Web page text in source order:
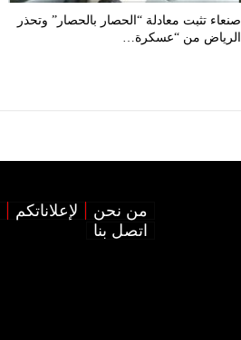
صنعاء تثبت معادلة “الحصار بالحصار” وتحذر
الرياض من “عسكرة…
من نحن لإعلاناتكم
اتصل بنا